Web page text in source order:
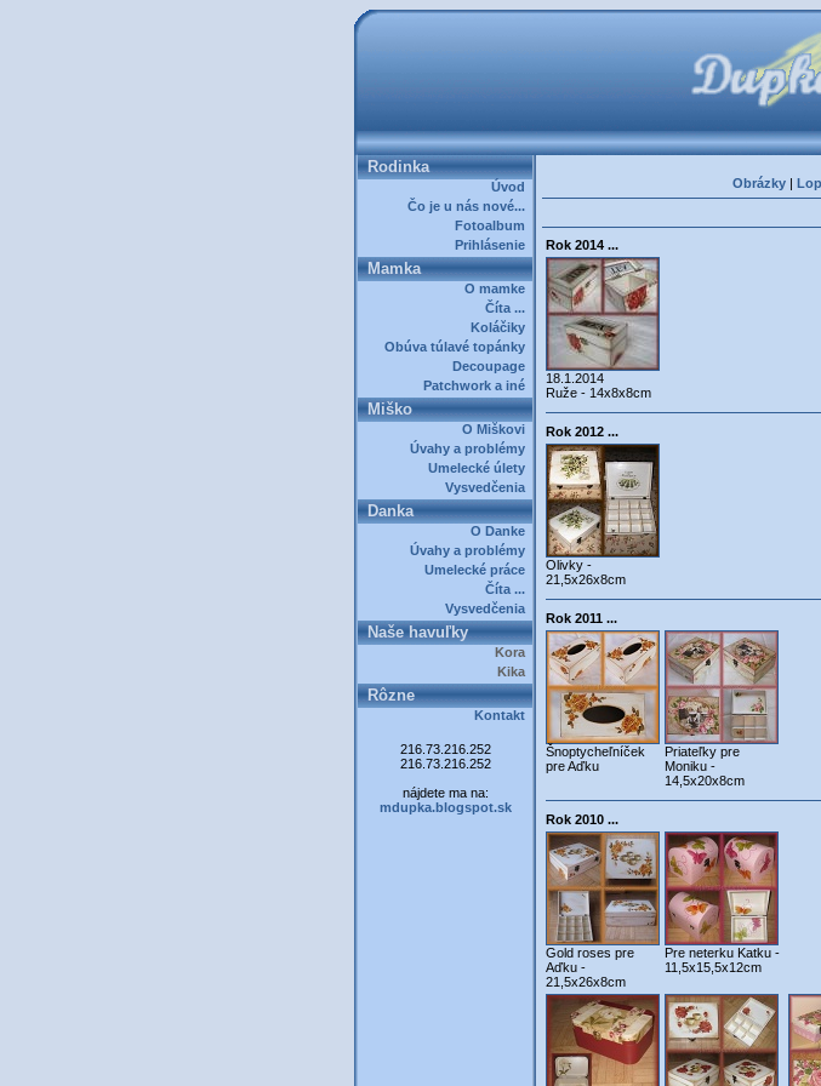
Rodinka
Úvod
Čo je u nás nové...
Fotoalbum
Prihlásenie
Mamka
O mamke
Číta ...
Koláčiky
Obúva túlavé topánky
Decoupage
Patchwork a iné
Miško
O Miškovi
Úvahy a problémy
Umelecké úlety
Vysvedčenia
Danka
O Danke
Úvahy a problémy
Umelecké práce
Číta ...
Vysvedčenia
Naše havuľky
Kora
Kika
Rôzne
Kontakt
216.73.216.252
216.73.216.252
nájdete ma na:
mdupka.blogspot.sk
Obrázky|
Rok 2014 ...
18.1.2014
Ruže - 14x8x8cm
Rok 2012 ...
Olivky -
21,5x26x8cm
Rok 2011 ...
Šnoptycheľníček
pre Aďku
Priateľky pre
Moniku -
14,5x20x8cm
Rok 2010 ...
Gold roses pre
Aďku -
21,5x26x8cm
Pre neterku Katku -
11,5x15,5x12cm